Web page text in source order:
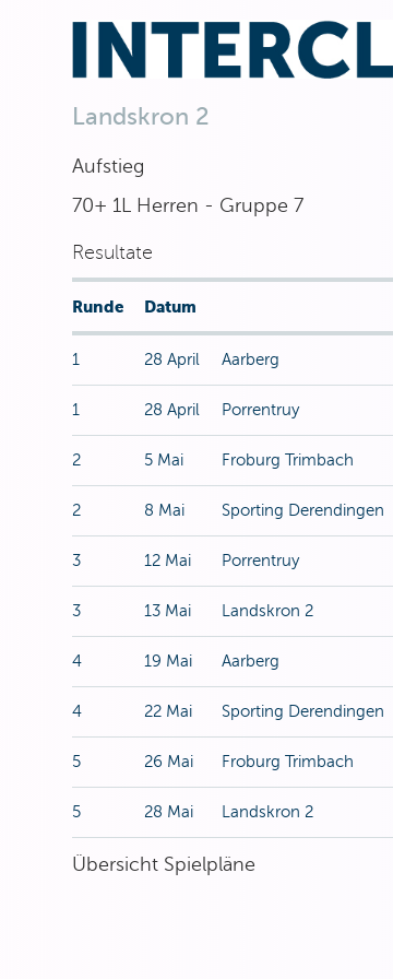
Landskron 2
Aufstieg
70+ 1L Herren - Gruppe 7
Resultate
Runde Datum
1 28 April Aarberg
1 28 April Porrentruy
2 5 Mai Froburg Trimbach
2 8 Mai Sporting Derendingen
3 12 Mai Porrentruy
3 13 Mai Landskron 2
4 19 Mai Aarberg
4 22 Mai Sporting Derendingen
5 26 Mai Froburg Trimbach
5 28 Mai Landskron 2
Übersicht Spielpläne